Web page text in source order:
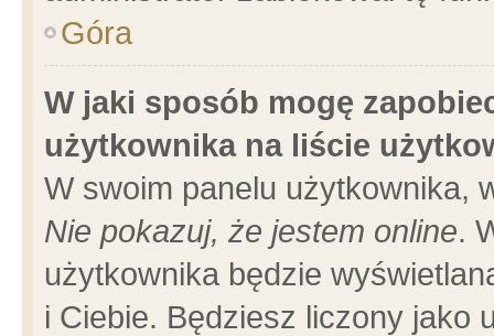
Góra
W jaki sposób mogę
użytkownika na liście
W swoim panelu użytkownika,
Nie pokazuj, że jestem online.
użytkownika będzie
i Ciebie. Będziesz liczony jako